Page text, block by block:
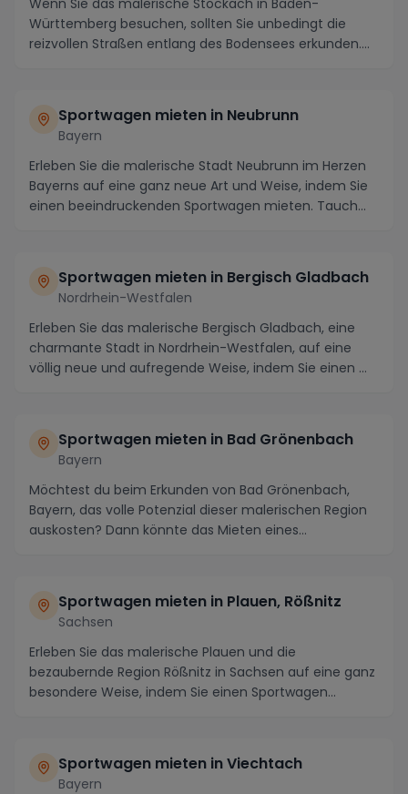
Württemberg besuchen, sollten Sie unbedingt die
reizvollen Straßen entlang des Bodensees erkunden.
Sportwagen mieten in Neubrunn
Bayern
Erleben Sie die malerische Stadt Neubrunn im Herzen
Bayerns auf eine ganz neue Art und Weise, indem Sie
einen beeindruckenden Sportwagen mieten. Tauch...
Sportwagen mieten in Bergisch Gladbach
Nordrhein-Westfalen
Erleben Sie das malerische Bergisch Gladbach, eine
charmante Stadt in Nordrhein-Westfalen, auf eine
völlig neue und aufregende Weise, indem Sie einen ...
Sportwagen mieten in Bad Grönenbach
Bayern
Möchtest du beim Erkunden von Bad Grönenbach,
Bayern, das volle Potenzial dieser malerischen Region
auskosten? Dann könnte das Mieten eines
Sportwagen mieten in Plauen, Rößnitz
Sachsen
Erleben Sie das malerische Plauen und die
bezaubernde Region Rößnitz in Sachsen auf eine ganz
besondere Weise, indem Sie einen Sportwagen
Sportwagen mieten in Viechtach
Bayern